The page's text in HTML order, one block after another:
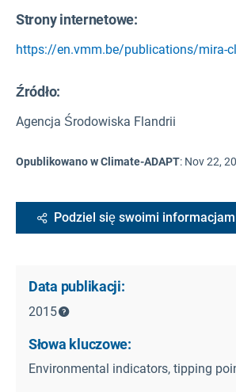
Strony internetowe:
https://en.vmm.be/publications/mira-
Źródło:
Agencja Środowiska Flandrii
Opublikowano w Climate-ADAPT: Nov 22,
Podziel się swoimi
Data publikacji:
2015
Słowa kluczowe:
Environmental indicators, tipping